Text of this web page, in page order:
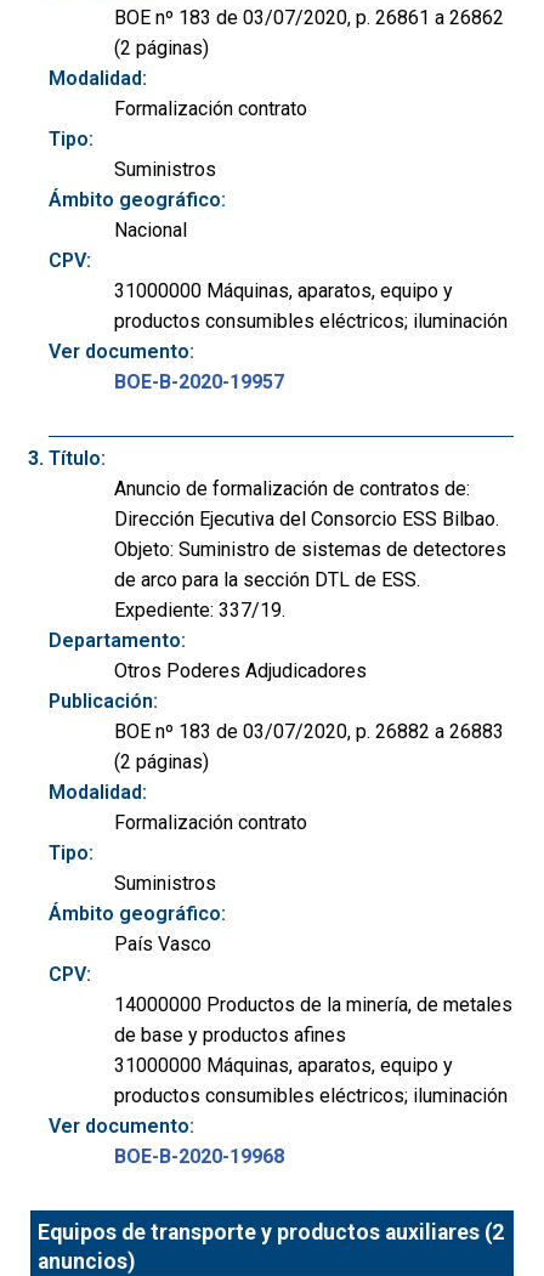
BOE nº 183 de 03/07/2020, p. 26861 a 26862
(2 páginas)
Modalidad:
Formalización contrato
Tipo:
Suministros
Ámbito geográfico:
Nacional
CPV:
31000000 Máquinas, aparatos, equipo y
productos consumibles eléctricos; iluminación
Ver documento:
BOE-B-2020-19957
Título:
Anuncio de formalización de contratos de:
Dirección Ejecutiva del Consorcio ESS Bilbao.
Objeto: Suministro de sistemas de detectores
de arco para la sección DTL de ESS.
Expediente: 337/19.
Departamento:
Otros Poderes Adjudicadores
Publicación:
BOE nº 183 de 03/07/2020, p. 26882 a 26883
(2 páginas)
Modalidad:
Formalización contrato
Tipo:
Suministros
Ámbito geográfico:
País Vasco
CPV:
14000000 Productos de la minería, de metales
de base y productos afines
31000000 Máquinas, aparatos, equipo y
productos consumibles eléctricos; iluminación
Ver documento:
BOE-B-2020-19968
Equipos de transporte y productos auxiliares (2
anuncios)